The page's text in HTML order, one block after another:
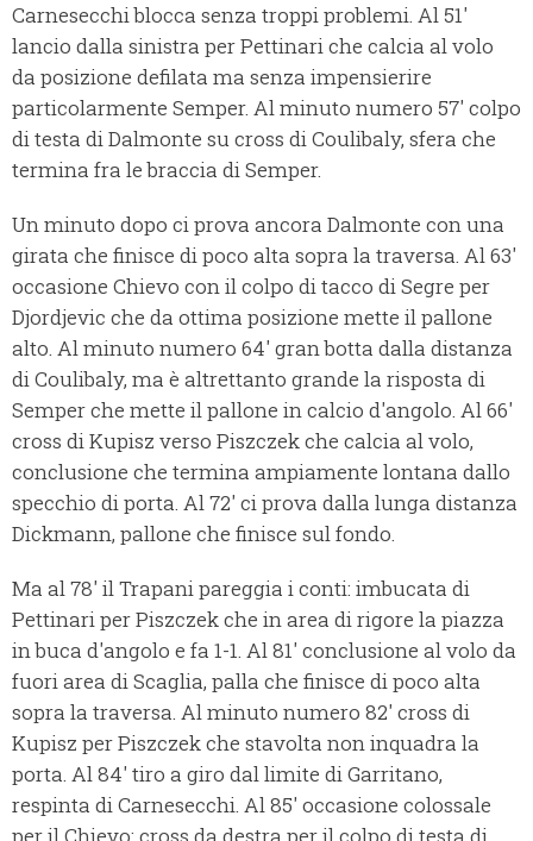
Carnesecchi blocca senza troppi problemi. Al 51'
lancio dalla sinistra per Pettinari che calcia al volo
da posizione defilata ma senza impensierire
particolarmente Semper. Al minuto numero 57' colpo
di testa di Dalmonte su cross di Coulibaly, sfera che
termina fra le braccia di Semper.
Un minuto dopo ci prova ancora Dalmonte con una
girata che finisce di poco alta sopra la traversa. Al 63'
occasione Chievo con il colpo di tacco di Segre per
Djordjevic che da ottima posizione mette il pallone
alto. Al minuto numero 64' gran botta dalla distanza
di Coulibaly, ma è altrettanto grande la risposta di
Semper che mette il pallone in calcio d'angolo. Al 66'
cross di Kupisz verso Piszczek che calcia al volo,
conclusione che termina ampiamente lontana dallo
specchio di porta. Al 72' ci prova dalla lunga distanza
Dickmann, pallone che finisce sul fondo.
Ma al 78' il Trapani pareggia i conti: imbucata di
Pettinari per Piszczek che in area di rigore la piazza
in buca d'angolo e fa 1-1. Al 81' conclusione al volo da
fuori area di Scaglia, palla che finisce di poco alta
sopra la traversa. Al minuto numero 82' cross di
Kupisz per Piszczek che stavolta non inquadra la
porta. Al 84' tiro a giro dal limite di Garritano,
respinta di Carnesecchi. Al 85' occasione colossale